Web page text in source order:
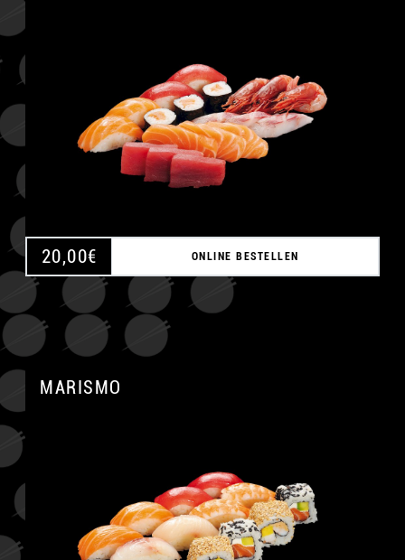
20,00€ ONLINE BESTELLEN
MARISMO